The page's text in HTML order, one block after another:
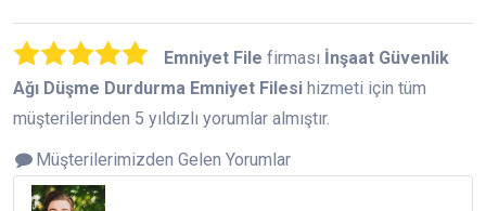
Emniyet File firması İnşaat Güvenlik
Ağı Düşme Durdurma Emniyet Filesi hizmeti için tüm
müşterilerinden 5 yıldızlı yorumlar almıştır.
Müşterilerimizden Gelen Yorumlar